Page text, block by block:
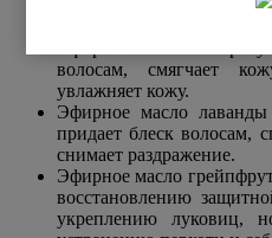
Экстракт морозника
Эфирное масло
волосам, смягчает
увлажняет кожу.
Эфирное масло
придает блеск волосам,
снимает раздражение.
Эфирное масло
восстановлению
укреплению луковиц,